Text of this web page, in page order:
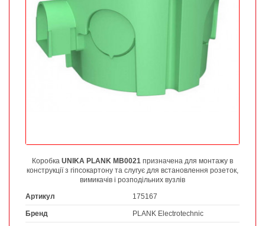
Коробка UNIKA PLANK MB0021 призначена для монтажу в
конструкції з гіпсокартону та слугує для встановлення розеток,
вимикачів і розподільних вузлів
Артикул
175167
Бренд PLANK Electrotechnic